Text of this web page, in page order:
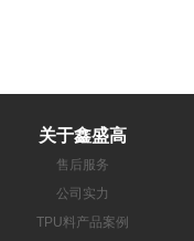
关于鑫盛高
售后服务
公司实力
TPU料产品案例